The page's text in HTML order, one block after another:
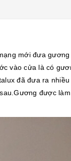
mới đưa
vào cửa là có
đã đưa ra
được